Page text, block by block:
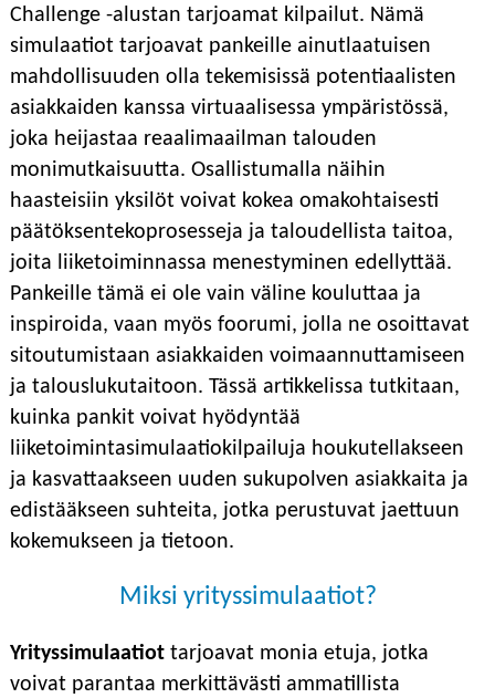
Challenge -alustan tarjoamat kilpailut. Nämä
simulaatiot tarjoavat pankeille ainutlaatuisen
mahdollisuuden olla tekemisissä potentiaalisten
asiakkaiden kanssa virtuaalisessa ympäristössä,
joka heijastaa reaalimaailman talouden
monimutkaisuutta. Osallistumalla näihin
haasteisiin yksilöt voivat kokea omakohtaisesti
päätöksentekoprosesseja ja taloudellista taitoa,
joita liiketoiminnassa menestyminen edellyttää.
Pankeille tämä ei ole vain väline kouluttaa ja
inspiroida, vaan myös foorumi, jolla ne osoittavat
sitoutumistaan ​​asiakkaiden voimaannuttamiseen
ja talouslukutaitoon. Tässä artikkelissa tutkitaan,
kuinka pankit voivat hyödyntää
liiketoimintasimulaatiokilpailuja houkutellakseen
ja kasvattaakseen uuden sukupolven asiakkaita ja
edistääkseen suhteita, jotka perustuvat jaettuun
kokemukseen ja tietoon.
Miksi yrityssimulaatiot?
Yrityssimulaatiottarjoavat monia etuja, jotka
voivat parantaa merkittävästi ammatillista